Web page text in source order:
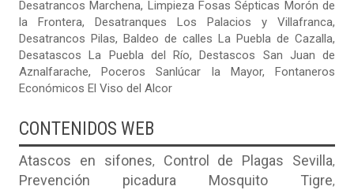
Desatrancos Marchena, Limpieza Fosas Sépticas Morón de
la Frontera, Desatranques Los Palacios y Villafranca,
Desatrancos Pilas, Baldeo de calles La Puebla de Cazalla,
Desatascos La Puebla del Río,Destascos San Juan de
Aznalfarache,Poceros Sanlúcar la Mayor,Fontaneros
Económicos El Viso del Alcor
CONTENIDOS WEB
Atascos en sifones, Control de Plagas Sevilla,
Prevención picadura Mosquito Tigre,